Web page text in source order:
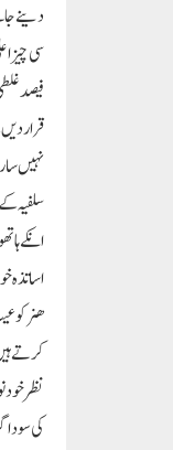
دینے
سی چیز
فیصد
قرار
سلفیہ
انکے
اساتذہ
ھنر کو
کرتے
نظر
کی سوداگری تو